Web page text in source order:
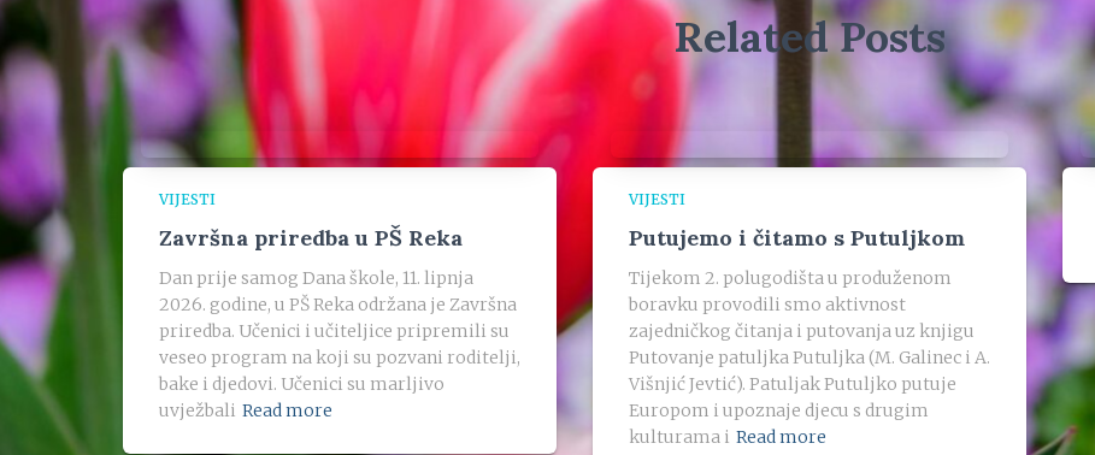
Related Posts
VIJESTI
Završna priredba u PŠ Reka
Dan prije samog Dana škole, 11. lipnja
2026. godine, u PŠ Reka održana je Završna
priredba. Učenici i učiteljice pripremili su
veseo program na koji su pozvani roditelji,
bake i djedovi. Učenici su marljivo
uvježbali Read more
VIJESTI
Putujemo i čitamo s Putuljkom
Tijekom 2. polugodišta u produženom
boravku provodili smo aktivnost
zajedničkog čitanja i putovanja uz knjigu
Putovanje patuljka Putuljka (M. Galinec i A.
Višnjić Jevtić). Patuljak Putuljko putuje
Europom i upoznaje djecu s drugim
kulturama i Read more